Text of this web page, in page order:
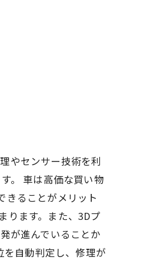
やセンサー技術を利
。 車は高価な買い物
きることがメリット
ります。また、3Dプ
が進んでいることか
自動判定し、修理が